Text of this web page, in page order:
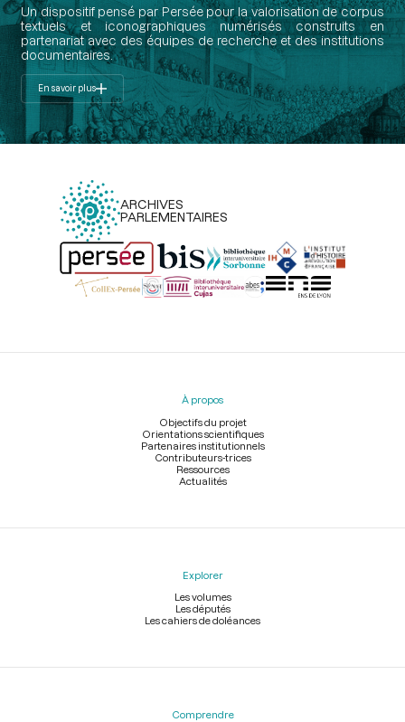
Un dispositif pensé par Persée pour la valorisation de corpus
textuels et iconographiques numérisés construits en
partenariat avec des équipes de recherche et des institutions
documentaires.
En savoir plus
ARCHIVES
PARLEMENTAIRES
Menu
À propos
Objectifs du projet
Orientations scientifiques
Partenaires institutionnels
Contributeurs-trices
Ressources
Actualités
Explorer
Les volumes
Les députés
Les cahiers de doléances
Comprendre